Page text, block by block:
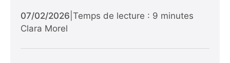
07/02/2026 Temps de lecture : 9 minutes
Clara Morel